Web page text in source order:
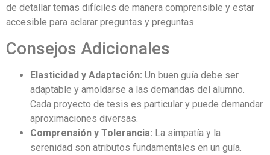
de detallar temas difíciles de manera comprensible y estar
accesible para aclarar preguntas y preguntas.
Consejos Adicionales
Elasticidad y Adaptación: Un buen guía debe ser
adaptable y amoldarse a las demandas del alumno.
Cada proyecto de tesis es particular y puede demandar
aproximaciones diversas.
Comprensión y Tolerancia: La simpatía y la
serenidad son atributos fundamentales en un guía.